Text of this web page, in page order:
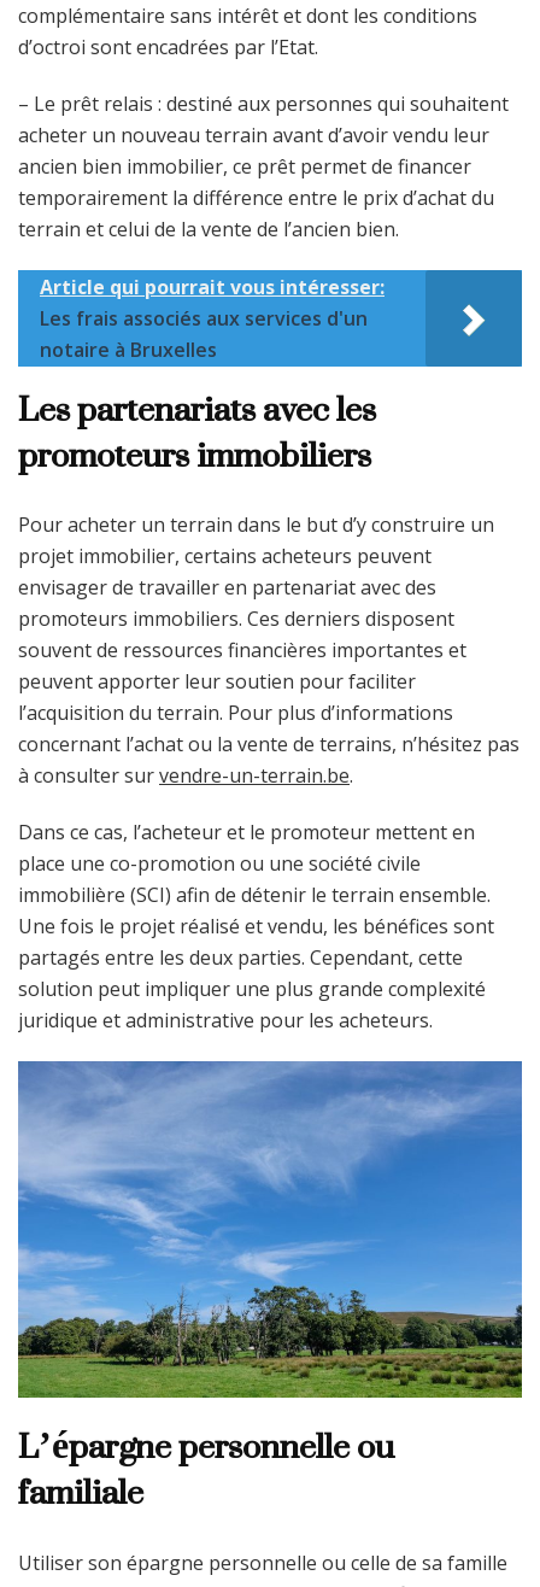
complémentaire sans intérêt et dont les conditions
d’octroi sont encadrées par l’Etat.
– Le prêt relais : destiné aux personnes qui souhaitent
acheter un nouveau terrain avant d’avoir vendu leur
ancien bien immobilier, ce prêt permet de financer
temporairement la différence entre le prix d’achat du
terrain et celui de la vente de l’ancien bien.
Article qui pourrait vous intéresser:
Les frais associés aux services d'un
notaire à Bruxelles
Les partenariats avec les
promoteurs immobiliers
Pour acheter un terrain dans le but d’y construire un
projet immobilier, certains acheteurs peuvent
envisager de travailler en partenariat avec des
promoteurs immobiliers. Ces derniers disposent
souvent de ressources financières importantes et
peuvent apporter leur soutien pour faciliter
l’acquisition du terrain. Pour plus d’informations
concernant l’achat ou la vente de terrains, n’hésitez pas
à consulter survendre-un-terrain.be.
Dans ce cas, l’acheteur et le promoteur mettent en
place une co-promotion ou une société civile
immobilière (SCI) afin de détenir le terrain ensemble.
Une fois le projet réalisé et vendu, les bénéfices sont
partagés entre les deux parties. Cependant, cette
solution peut impliquer une plus grande complexité
juridique et administrative pour les acheteurs.
L’épargne personnelle ou
familiale
Utiliser son épargne personnelle ou celle de sa famille